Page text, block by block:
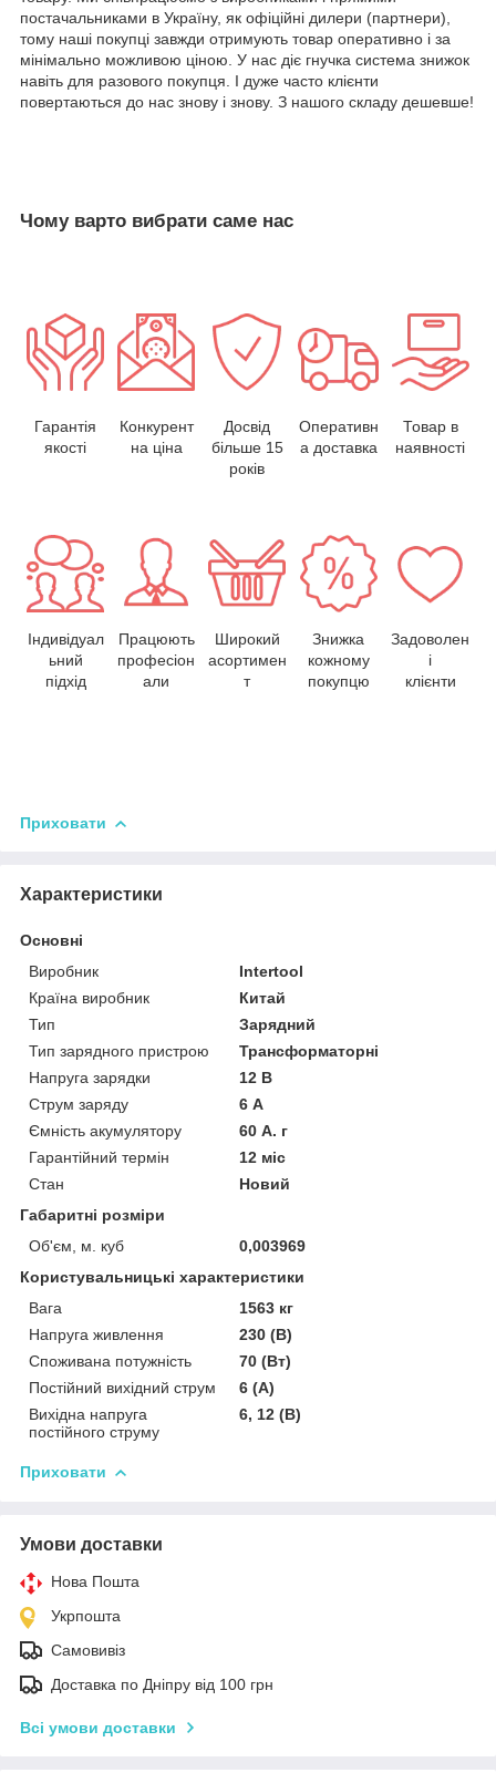
постачальниками в Україну, як офіційні дилери (партнери),
тому наші покупці завжди отримують товар оперативно і за
мінімально можливою ціною. У нас діє гнучка система знижок
навіть для разового покупця. І дуже часто клієнти
повертаються до нас знову і знову. З нашого складу дешевше!
Чому варто вибрати саме нас
Гарантія
якості
Конкурент
на ціна
Досвід
більше 15
років
Оперативн
а доставка
Товар в
наявності
Індивідуал
ьний
підхід
Працюють
професіон
али
Широкий
асортимен
т
Знижка
кожному
покупцю
Задоволен
і
клієнти
Приховати
Характеристики
Основні
Виробник
Intertool
Країна виробник
Китай
Тип
Зарядний
Тип зарядного пристрою
Трансформаторні
Напруга зарядки
12 В
Струм заряду
6 А
Ємність акумулятору
60 А. г
Гарантійний термін
12 міс
Стан
Новий
Габаритні розміри
Об'єм, м. куб
0,003969
Користувальницькі характеристики
Вага
1563 кг
Напруга живлення
230 (В)
Споживана потужність
70 (Вт)
Постійний вихідний струм
6 (А)
Вихідна напруга
постійного струму
6, 12 (В)
Приховати
Умови доставки
Нова Пошта
Укрпошта
Самовивіз
Доставка по Дніпру від 100 грн
Всі умови доставки